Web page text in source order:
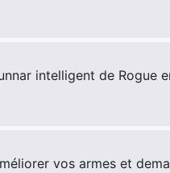
intelligent de Rogue
vos armes et